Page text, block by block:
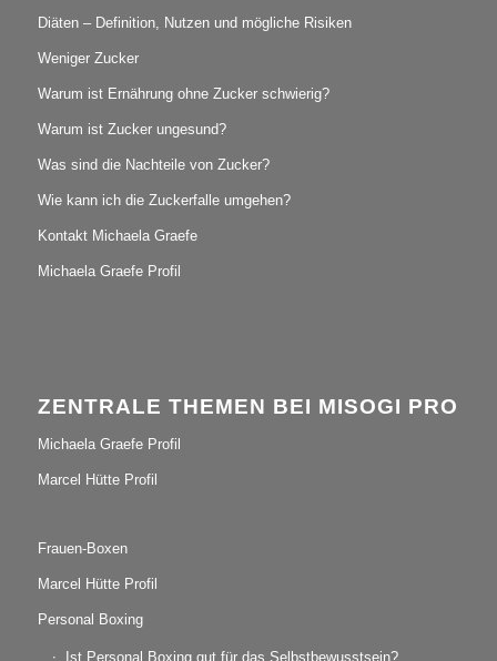
Diäten – Definition, Nutzen und mögliche Risiken
Weniger Zucker
Warum ist Ernährung ohne Zucker schwierig?
Warum ist Zucker ungesund?
Was sind die Nachteile von Zucker?
Wie kann ich die Zuckerfalle umgehen?
Kontakt Michaela Graefe
Michaela Graefe Profil
ZENTRALE THEMEN BEI MISOGI PRO
Michaela Graefe Profil
Marcel Hütte Profil
Frauen-Boxen
Marcel Hütte Profil
Personal Boxing
Ist Personal Boxing gut für das Selbstbewusstsein?